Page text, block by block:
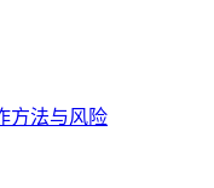
方法与风险